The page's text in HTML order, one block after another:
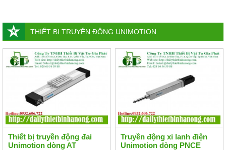
THIẾT BỊ TRUYỀN ĐỘNG UNIMOTION
Thiết bị truyền động đai
Unimotion dòng AT
Truyền động xi lanh điện
Unimotion dòng PNCE